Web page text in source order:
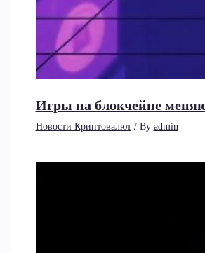
Игры на блокчейне
Новости Криптовалют/ By admin